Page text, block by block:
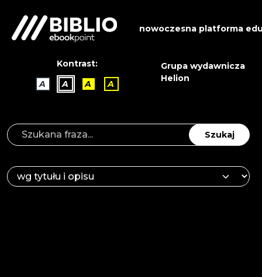
nowoczesna platforma
Kontrast:
A
A A A
Grupa wydawnicza
Helion
Szukaj